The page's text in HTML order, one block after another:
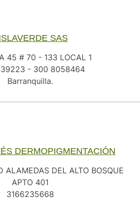
SAS
45 # 70 - 133 LOCAL 1
- 300 8058464
Barranquilla.
DERMOPIGMENTACIÓN
ALAMEDAS DEL ALTO BOSQUE
APTO 401
3166235668